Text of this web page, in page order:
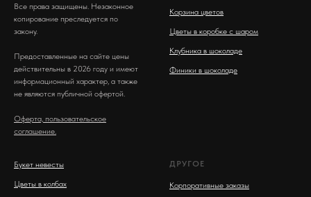
Все права защищены. Незаконное
копирование преследуется по
закону.
Предоставленные на сайте цены
действительны в 2026 году и имеют
информационный характер, а также
не являются публичной офертой.
Оферта, пользовательское
соглашение.
Корзина цветов
Цветы в коробке с шаром
Клубника в шоколаде
Финики в шоколаде
Букет невесты
Цветы в колбах
ДРУГОЕ
Корпоративные заказы